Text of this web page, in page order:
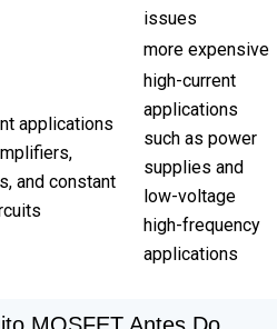
issues
more expensive
applications
and constant
high-current
applications
such as power
supplies and
low-voltage
high-frequency
applications